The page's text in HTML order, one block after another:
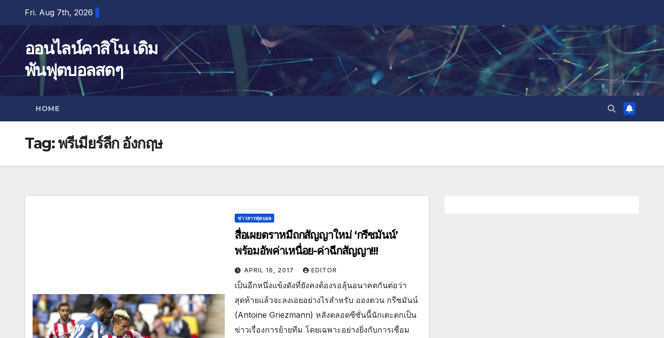
content
Fri. Aug 7th, 2026
ออนไลน์คาสิโน เดิม
พันฟุตบอลสดๆ
HOME
Tag:พรีเมียร์ลีก อังกฤษ
ข่าวสารฟุตบอล
สื่อเผยตราหมีถกสัญญาใหม่ ‘กรีซมันน์’
พร้อมอัพค่าเหนื่อย-ค่าฉีกสัญญา!!!
APRIL 16, 2017 EDITOR
เป็นอีกหนึ่งแข้งดังที่ยังคงต้องรอลุ้นอนาคตกันต่อว่า
สุดท้ายแล้วจะลงเอยอย่างไรสำหรับ อองตวน กรีซมันน์
(Antoine Griezmann) หลังตลอดซีซั่นนี้นักเตะตกเป็น
ข่าวเรื่องการย้ายทีม โดยเฉพาะอย่างยิ่งกับการเชื่อม